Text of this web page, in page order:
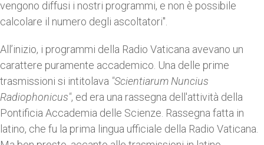
vengono diffusi i nostri programmi, e non è possibile
calcolare il numero degli ascoltatori".
All’inizio, i programmi della Radio Vaticana avevano un
carattere puramente accademico. Una delle prime
trasmissioni si intitolava "Scientiarum Nuncius
Radiophonicus", ed era una rassegna dell'attività della
Pontificia Accademia delle Scienze. Rassegna fatta in
latino, che fu la prima lingua ufficiale della Radio Vaticana.